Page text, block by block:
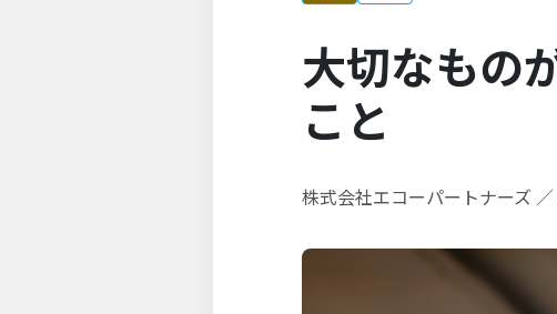
大切なもの
こと
株式会社エコーパートナーズ ／